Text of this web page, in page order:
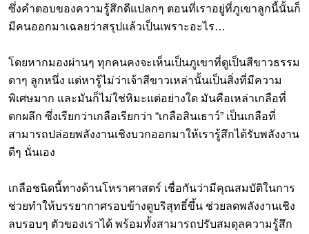
ซึ่งคำตอบของความรู้สึกดีแปลกๆ ตอนที่เราอยู่ที่ภูเขาลูกนี้นั้นก็
มีคนออกมาเฉลยว่าสรุปแล้วเป็นเพราะอะไร…
โดยหากมองผ่านๆ ทุกคนคงจะเห็นเป็นภูเขาที่ดูเป็นสีขาวธรรม
ดาๆ ลูกหนึ่ง แต่หารู้ไม่ว่าเจ้าสีขาวเหล่านั้นเป็นสิ่งที่มีความ
พิเศษมาก และมันก็ไม่ใช่หิมะแต่อย่างใด มันคือเหล่าเกลือที่
ตกผลึก ซึ่งเรียกว่าเกลือเรียกว่า “เกลือสินเธาว์” เป็นเกลือที่
สามารถปล่อยพลังงานเชิงบวกออกมาให้เรารู้สึกได้รับพลังงาน
ดีๆ นั่นเอง
เกลือชนิดนี้ทางด้านโหราศาสตร์ เชื่อกันว่ามีคุณสมบัติในการ
ช่วยทำให้บรรยากาศรอบข้างดูบริสุทธิ์ขึ้น ช่วยลดพลังงานเชิง
ลบรอบๆ ตัวของเราได้ พร้อมทั้งสามารถปรับสมดุลความรู้สึก